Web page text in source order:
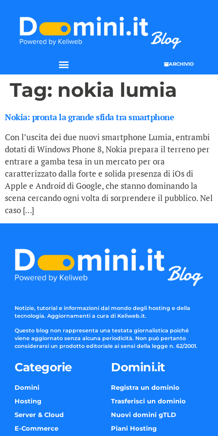
ARCHIVIO
Tag: nokia lumia
Nokia: pronta la grande sfida tra smartphone
Con l’uscita dei due nuovi smartphone Lumia, entrambi
dotati di Windows Phone 8, Nokia prepara il terreno per
entrare a gamba tesa in un mercato per ora
caratterizzato dalla forte e solida presenza di iOs di
Apple e Android di Google, che stanno dominando la
scena cercando ogni volta di sorprendere il pubblico. Nel
caso […]
Notizie, tutorial e informazioni dal mondo degli hosting e della
tecnologia. Aggiornamenti a cura di Keliweb.it.
Questo blog non rappresenta una testata giornalistica poiché
viene aggiornato senza alcuna periodicità. Non può pertanto
considerarsi un prodotto editoriale ai sensi della legge n. 62/2001.
Categorie
Domini
Hosting
Server & Cloud
E-Commerce
Domini.it
Registra un dominio
Trasferisci un dominio
Nuovi domini gTLD
Piani Hosting